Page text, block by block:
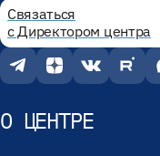
Связаться
с Директором центра
О ЦЕНТРЕ